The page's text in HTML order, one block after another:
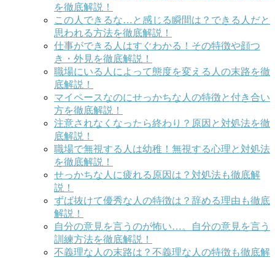
を徹底解説！
この人できるな…と感じる瞬間は？できる人だと
思われる方法を徹底解説！
仕事ができる人はすぐわかる！その特徴や顔つ
き・外見を徹底解説！
職場にいる人によって態度を変える人の末路を徹
底解説！
マイペースなのにせっかちな人の特徴と付き合い
方を徹底解説！
注意されなくなったら終わり？原因と対処法を徹
底解説！
職場で無視する人は幼稚！無視する心理と対処法
を徹底解説！
せっかちな人に疲れる原因は？対処法も徹底解
説！
ずば抜けて優秀な人の特徴は？辞める理由も徹底
解説！
自分の意見を言うのが怖い…。自分の意見を言う
訓練方法を徹底解説！
不義理な人の末路は？不義理な人の特徴も徹底解